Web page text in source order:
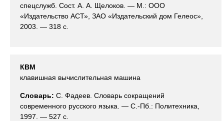
спецслужб. Сост. А. А. Щелоков. — М.: ООО
«Издательство АСТ», ЗАО «Издательский дом Гелеос»,
2003. — 318 с.
КВМ
клавишная вычислительная машина
Словарь: С. Фадеев. Словарь сокращений
современного русского языка. — С.-Пб.: Политехника,
1997. — 527 с.